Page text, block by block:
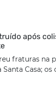
após
fraturas na
Casa;